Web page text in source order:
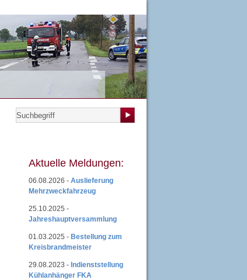
Aktuelle Meldungen:
06.08.2026 - Auslieferung
Mehrzweckfahrzeug
25.10.2025 -
Jahreshauptversammlung
01.03.2025 - Bestellung zum
Kreisbrandmeister
29.08.2023 - Indienststellung
Kühlanhänger FKA